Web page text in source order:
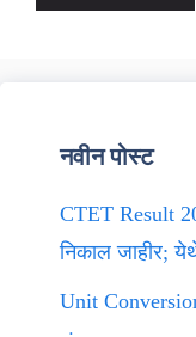
नवीन पोस्ट
CTET Result
निकाल जाहीर;
Unit